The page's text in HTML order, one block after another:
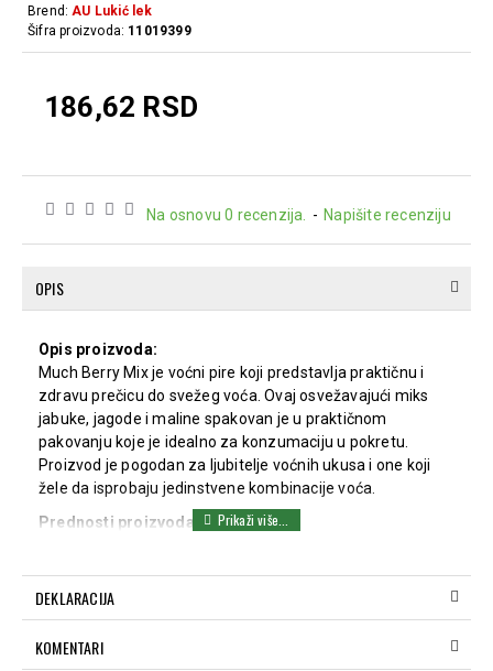
Na osnovu 0 recenzija. - Napišite recenziju
186,62 RSD
Brend: AU Lukić lek
Šifra proizvoda: 11019399
OPIS
Opis proizvoda:
Much Berry Mix je voćni pire koji predstavlja praktičnu i
zdravu prečicu do svežeg voća. Ovaj osvežavajući miks
jabuke, jagode i maline spakovan je u praktičnom
pakovanju koje je idealno za konzumaciju u pokretu.
Proizvod je pogodan za ljubitelje voćnih ukusa i one koji
žele da isprobaju jedinstvene kombinacije voća.
Prednosti proizvoda:
Praktično pakovanje idealno za užinu tokom dana.
Pogodan za sve uzraste.
DEKLARACIJA
KOMENTARI